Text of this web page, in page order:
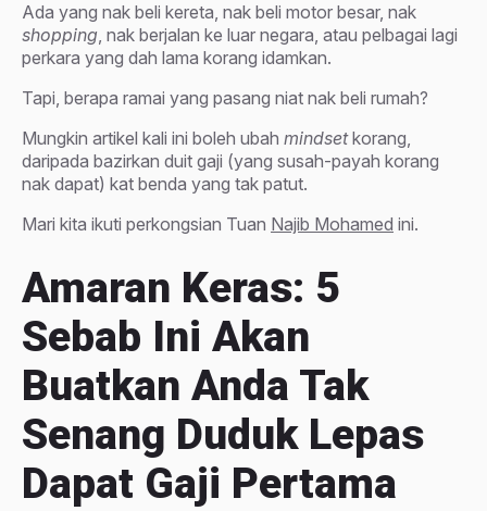
Ada yang nak beli kereta, nak beli motor besar, nak
shopping, nak berjalan ke luar negara, atau pelbagai lagi
perkara yang dah lama korang idamkan.
Tapi, berapa ramai yang pasang niat nak beli rumah?
Mungkin artikel kali ini boleh ubah mindsetkorang,
daripada bazirkan duit gaji (yang susah-payah korang
nak dapat) kat benda yang tak patut.
Mari kita ikuti perkongsian Tuan Najib Mohamed ini.
Amaran Keras: 5
Sebab Ini Akan
Buatkan Anda Tak
Senang Duduk Lepas
Dapat Gaji Pertama